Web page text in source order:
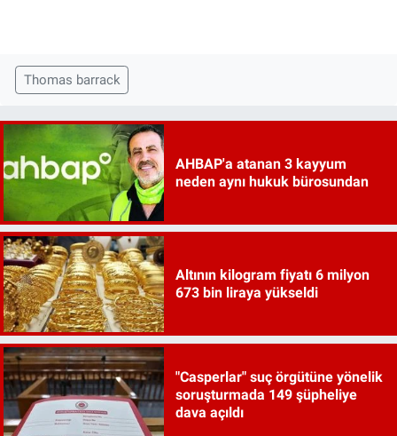
Thomas barrack
AHBAP'a atanan 3 kayyum
neden aynı hukuk bürosundan
Altının kilogram fiyatı 6 milyon
673 bin liraya yükseldi
"Casperlar" suç örgütüne yönelik
soruşturmada 149 şüpheliye
dava açıldı